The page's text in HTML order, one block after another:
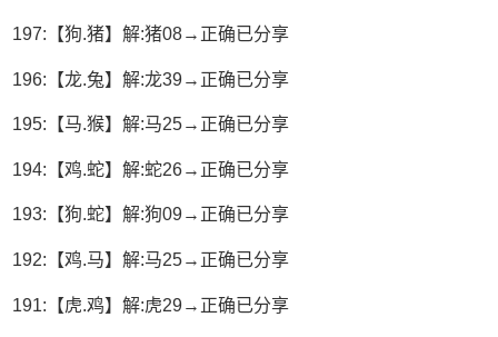
197:【狗.猪】解:猪08→正确已分享
196:【龙.兔】解:龙39→正确已分享
195:【马.猴】解:马25→正确已分享
194:【鸡.蛇】解:蛇26→正确已分享
193:【狗.蛇】解:狗09→正确已分享
192:【鸡.马】解:马25→正确已分享
191:【虎.鸡】解:虎29→正确已分享